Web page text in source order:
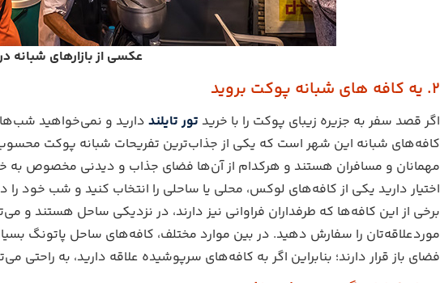
عکسی از بازارهای شبانه
2. یه کافه های شبانه پوکت بروید
اگر قصد سفر به جزیره زیبای پوکت را با خرید تور تایلند دارید و نمی‌خواهید
کافه‌های شبانه این شهر است که یکی از جذاب‌ترین تفریحات شبانه پوکت
مهمانان و مسافران هستند و هرکدام از آن‌ها فضای جذاب و دیدنی مخصوص به
اختیار دارید یکی از کافه‌های لوکس، محلی یا ساحلی را انتخاب کنید و شب خود را در
برخی از این کافه‌ها که طرفداران فراوانی نیز دارند، در نزدیکی ساحل هستند و
موردعلاقه‌‌تان را سفارش دهید‌. در بین موارد مختلف، کافه‌های ساحل پاتونگ
فضای باز قرار دارند؛ بنابراین اگر به کافه‌های سرپوشیده علاقه دارید، به راحتی